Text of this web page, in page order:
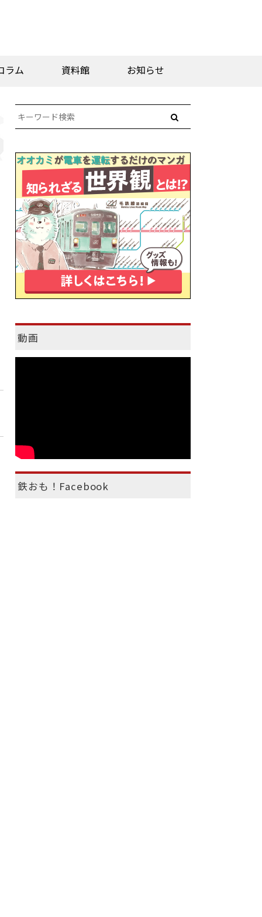
ラム 資料館 お知らせ
動画
鉄おも！Facebook